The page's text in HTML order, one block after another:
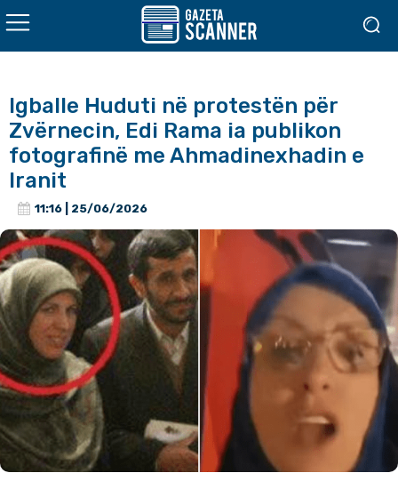
Igballe Huduti në protestën për
Zvërnecin, Edi Rama ia publikon
fotografinë me Ahmadinexhadin e
Iranit
11:16 | 25/06/2026